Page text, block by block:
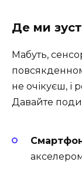
Де ми
Мабуть,
не очікуєш, і
Давайте